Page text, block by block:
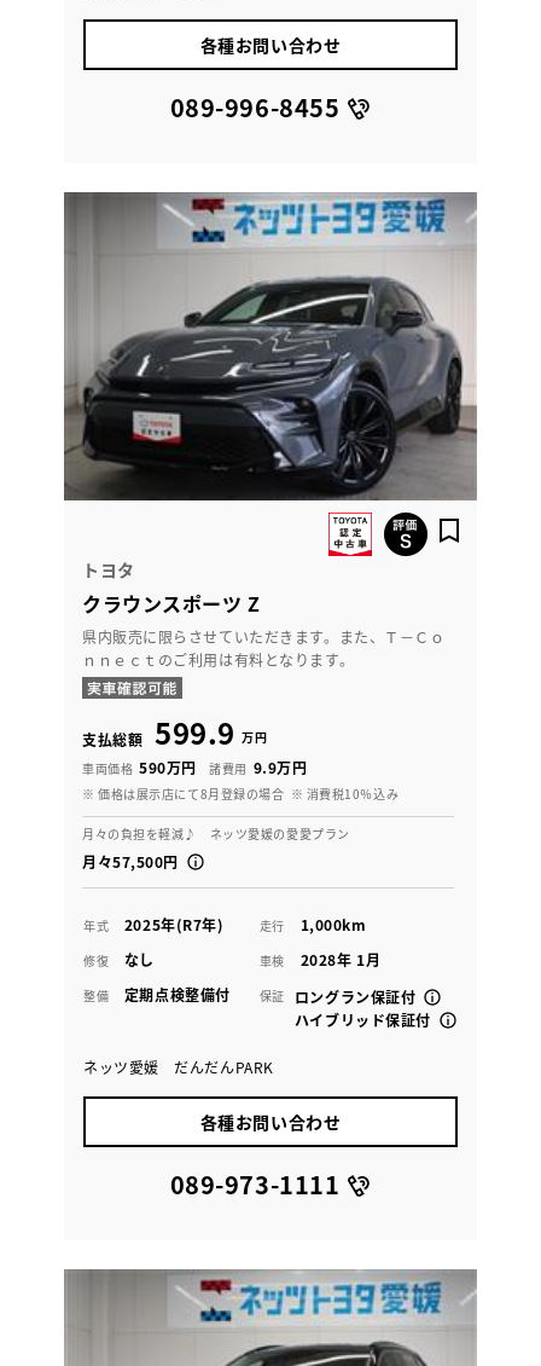
各種お問い合わせ
089-996-8455
トヨタ
クラウンスポーツ Z
県内販売に限らさせていただきます。また、Ｔ－Ｃｏ
ｎｎｅｃｔのご利用は有料となります。
支払総額 599.9 万円
車両価格 590万円 諸費用 9.9万円
※ 価格は展示店にて8月登録の場合 ※ 消費税10％込み
月々の負担を軽減♪ ネッツ愛媛の愛愛プラン
月々57,500円
年式 2025年(R7年) 走行 1,000km
修復 なし 車検 2028年 1月
整備 定期点検整備付 保証
ロングラン保証付
ハイブリッド保証付
ネッツ愛媛 だんだんPARK
各種お問い合わせ
089-973-1111